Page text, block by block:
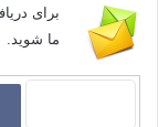
برای
ما شوید.